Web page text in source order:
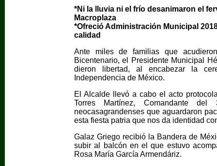
*Ni la lluvia ni el frío desanimaron el
Macroplaza
*Ofreció Administración Municipal
calidad
Ante miles de familias que
Bicentenario, el Presidente Municipal
dieron libertad, al encabezar la
Independencia de México.
El Alcalde llevó a cabo el acto
Torres Martínez, Comandante
neocasagrandenses que aguardaron
esta fiesta patria que nos da identidad
Galaz Griego recibió la Bandera de
subir al balcón en el que estuvo
Rosa María García Armendáriz.